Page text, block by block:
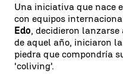
Una iniciativa que nace
con equipos
Edo, decidieron
de aquel año, iniciaron
piedra que compondría
'coliving'.